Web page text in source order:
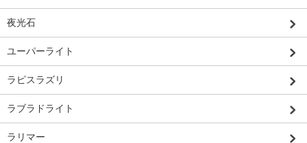
夜光石
ユーパーライト
ラピスラズリ
ラブラドライト
ラリマー